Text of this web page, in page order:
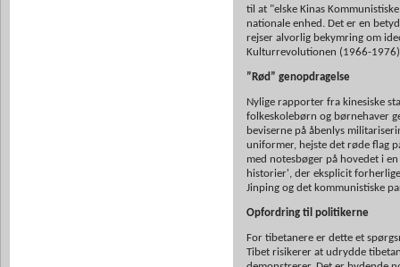
til at "elske Kinas
nationale enhed. Det er en
rejser alvorlig bekymring om
Kulturrevolutionen (1966-
”Rød” genopdragelse
Nylige rapporter fra kinesiske
folkeskolebørn og børnehaver
beviserne på åbenlys
uniformer, hejste det røde flag
med notesbøger på hovedet i
historier', der eksplicit
Jinping og det kommunistiske
Opfordring til politikerne
For tibetanere er dette et
Tibet risikerer at udrydde